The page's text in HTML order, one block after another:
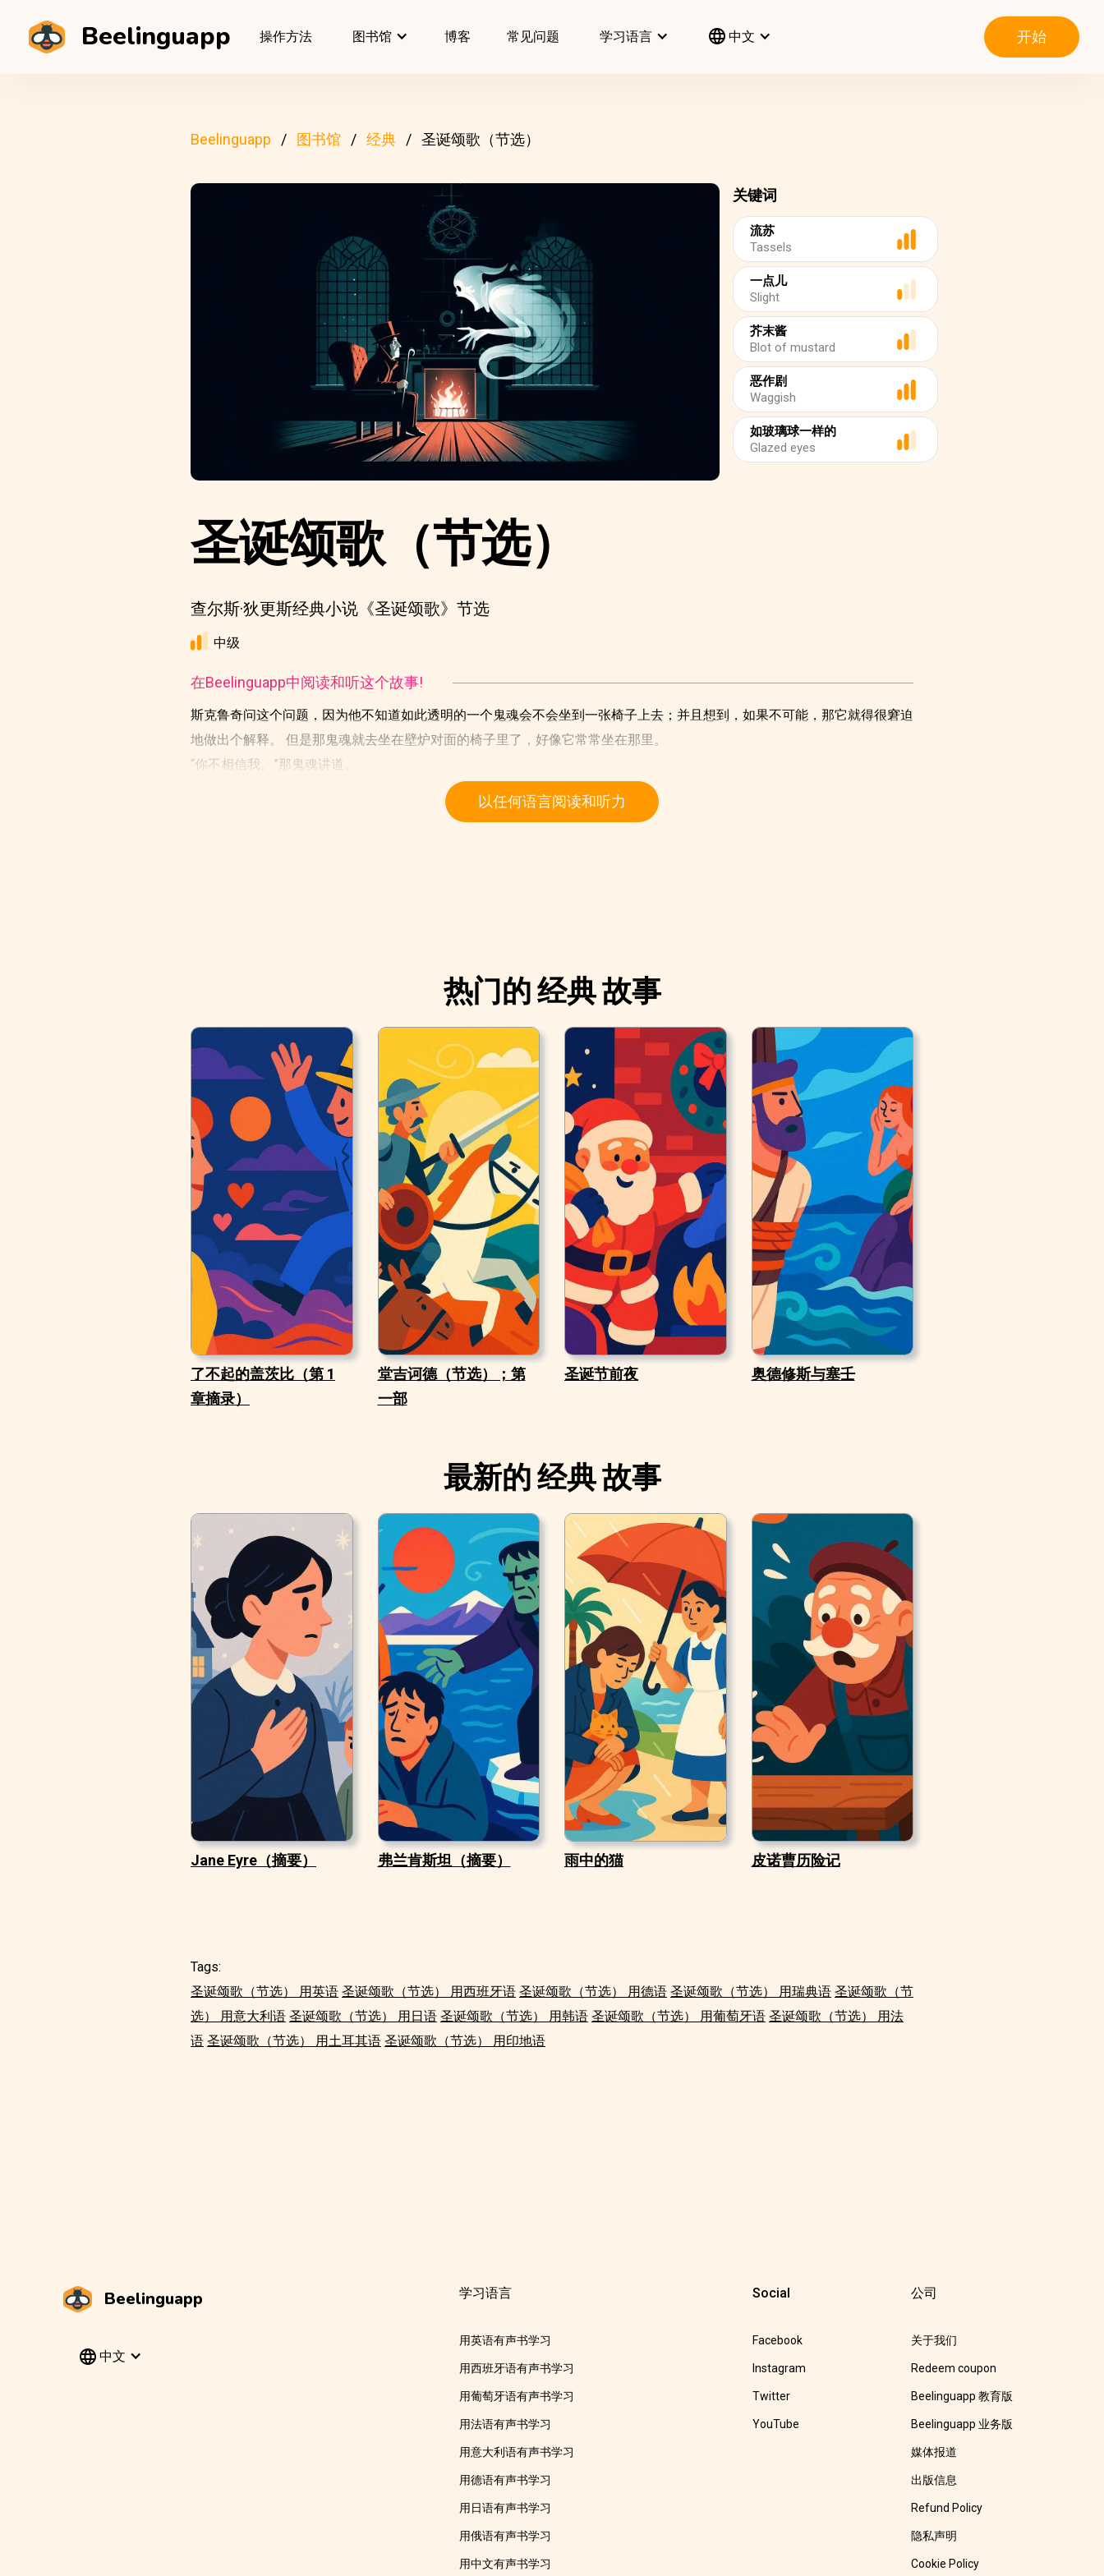
Beelinguapp 操作方法 图书馆 博客 常见问题 学习语言 中文 开始
Beelinguapp 图书馆 经典 圣诞颂歌（节选）
关键词
流苏
Tassels
一点儿
Slight
芥末酱
Blot of mustard
恶作剧
Waggish
如玻璃球一样的
Glazed eyes
圣诞颂歌（节选）
查尔斯·狄更斯经典小说《圣诞颂歌》节选
中级
在Beelinguapp中阅读和听这个故事!
斯克鲁奇问这个问题，因为他不知道如此透明的一个鬼魂会不会坐到一张椅子上去；并且想到，如果不可能，那它就得很窘迫
地做出个解释。 但是那鬼魂就去坐在壁炉对面的椅子里了，好像它常常坐在那里。
“你不相信我。”那鬼魂讲道。
“除了你的感觉，还有什么证据证明我是真实的吗？” “我不知道。”斯克鲁奇道。
以任何语言阅读和听力
热门的 经典 故事
了不起的盖茨比（第 1
章摘录）
堂吉诃德（节选）；第
一部
圣诞节前夜 奥德修斯与塞壬
最新的 经典 故事
Jane Eyre（摘要） 弗兰肯斯坦（摘要） 雨中的猫 皮诺曹历险记
Tags:
圣诞颂歌（节选） 用英语 圣诞颂歌（节选） 用西班牙语 圣诞颂歌（节选） 用德语 圣诞颂歌（节选） 用瑞典语 圣诞颂歌（节
选） 用意大利语 圣诞颂歌（节选） 用日语 圣诞颂歌（节选） 用韩语 圣诞颂歌（节选） 用葡萄牙语 圣诞颂歌（节选） 用法
语 圣诞颂歌（节选） 用土耳其语 圣诞颂歌（节选） 用印地语
Beelinguapp
中文
学习语言
用英语有声书学习
用西班牙语有声书学习
用葡萄牙语有声书学习
用法语有声书学习
用意大利语有声书学习
用德语有声书学习
用日语有声书学习
用俄语有声书学习
用中文有声书学习
Social
Facebook
Instagram
Twitter
YouTube
公司
关于我们
Redeem coupon
Beelinguapp 教育版
Beelinguapp 业务版
媒体报道
出版信息
Refund Policy
隐私声明
Cookie Policy